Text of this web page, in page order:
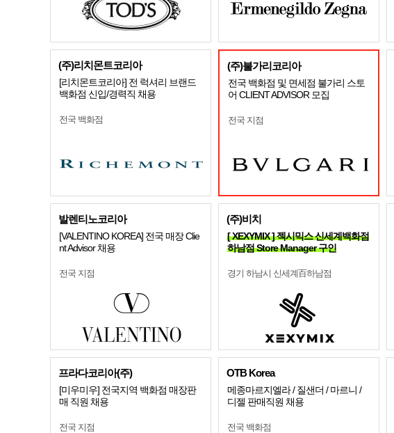
(주)리치몬트코리아
[리치몬트코리아] 전 럭셔리 브랜드
백화점 신입/경력직 채용
전국 백화점
(주)불가리코리아
전국 백화점 및 면세점 불가리 스토
어 CLIENT ADVISOR 모집
전국 지점
발렌티노코리아
[VALENTINO KOREA] 전국 매장 Clie
nt Advisor 채용
전국 지점
(주)비치
[ XEXYMIX ] 젝시믹스 신세계백화점
하남점 Store Manager 구인
경기 하남시 신세계百하남점
프라다코리아(주)
[미우미우] 전국지역 백화점 매장판
매 직원 채용
전국 지점
OTB Korea
메종마르지엘라 / 질샌더 / 마르니 /
디젤 판매직원 채용
전국 백화점